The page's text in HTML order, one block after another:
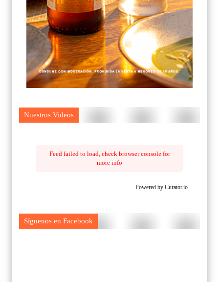
Nuestros Videos
Feed failed to load, check browser console for
more info
Powered by Curator.io
Síguenos en Facebook